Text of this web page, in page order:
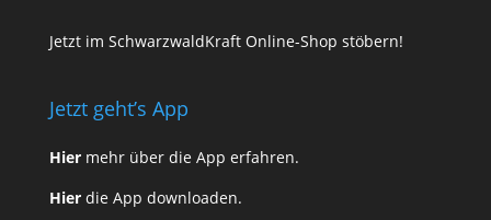
Jetzt im SchwarzwaldKraft Online-Shop stöbern!
Jetzt geht’s App
Hiermehr über die App erfahren.
Hierdie App downloaden.